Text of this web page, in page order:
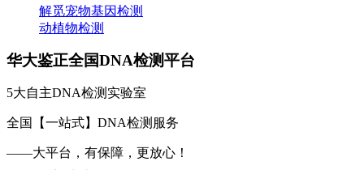
解觅宠物基因检测
动植物检测
华大鉴正全国DNA检测平台
5大自主DNA检测实验室
全国【一站式】DNA检测服务
——大平台，有保障，更放心！